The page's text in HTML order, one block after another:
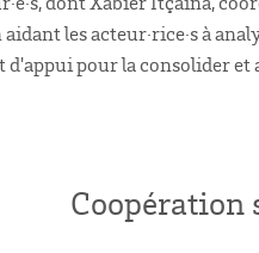
les acteur·rice·s à
d'appui pour la consolider
Coopération